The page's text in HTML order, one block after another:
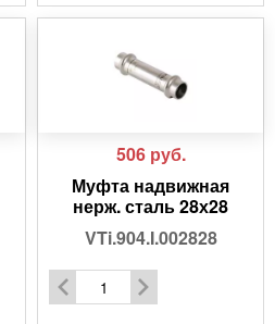
506 руб.
Муфта надвижная
нерж. сталь 28х28
VTi.904.I.002828